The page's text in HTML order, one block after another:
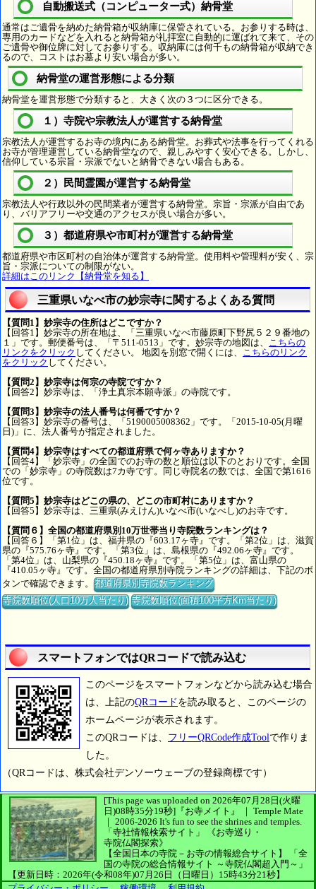
自動搬送式（コンピューター式）納骨堂
通常はご遺骨を納めた納骨箱が収納庫に保管されている。お参りする時は、
専用のカードなどを入れると納骨箱が礼拝室に自動的に運ばれて来て、その
ご遺骨や御位牌に対してお参りする。収納庫には何千もの納骨箱が収納でき
るので、コストはお墓より安い場合が多い。
納骨堂の運営形態による分類
納骨堂を運営形態で分類すると、大きく次の３つに区分できる。
１）寺院や宗教法人が運営する納骨堂
宗教法人が運営するお寺の境内にある納骨堂。お葬式や法事を行ってくれる
お寺が管理運営している納骨堂なので、親しみやすく安心できる。しかし、
信仰している宗旨・宗派でないと納骨できない場合もある。
２）民間霊園が運営する納骨堂
宗教法人や行政以外の民間業者が運営する納骨堂。宗旨・宗派が自由であ
り、バリアフリーや交通のアクセスが良い場合が多い。
３）都道府県や市町村が運営する納骨堂
都道府県や市区町村の自治体が運営する納骨堂。使用料や管理料が安く、宗
旨・宗派についての制限がない。
詳細はこのリンク【納骨堂を知る】
三重県いなべ市の妙宗寺に関するよくある質問
【質問1】妙宗寺の住所はどこですか？
【回答1】妙宗寺の所在地は、「三重県いなべ市藤原町下野尻５２９番地の
１」です。郵便番号は、「〒511-0513」です。妙宗寺の地図は、 こちらの
リンクをクリック してください。 地図を別窓で開くには、 こちらのリンク
をクリック してください。
【質問2】妙宗寺は何宗の寺院ですか？
【回答2】妙宗寺は、「浄土真宗本願寺派」の寺院です。
【質問3】妙宗寺の法人番号は何番ですか？
【回答3】妙宗寺の番号は、「5190005008362」です。「2015-10-05(月曜
日)」に、法人番号が指定されました。
【質問4】妙宗寺はすべての都道府県で何ヶ寺ありますか？
【回答4】「妙宗寺」の全国でのお寺の数と順位は以下のとおりです。全国
での「妙宗寺」の寺院数は7カ寺です。同じ寺院名の数では、全国で第1616
位です。
【質問5】妙宗寺はどこの県の、どこの市町村にありますか？
【回答5】妙宗寺は、三重県(みえけん)いなべ市(いなべし)のお寺です。
【質問６】全国の都道府県別10万世帯当り寺院数ランキングは？
【回答６】「第1位」は、福井県の『603.17ヶ寺』です。「第2位」は、滋賀
県の『575.76ヶ寺』です。「第3位」は、島根県の『492.06ヶ寺』です。
「第4位」は、山梨県の『450.18ヶ寺』です。「第5位」は、富山県の
『410.05ヶ寺』です。全国の都道府県別寺院ランキングの詳細は、下記のボ
タンで確認できます。都道府県別寺院数ランキング
寺院数順位(人口10万人当たり) 寺院数順位(面積100平方Km当たり)
スマートフォンではQRコードで読み込む
このページをスマートフォンなどから読み込む場合
は、上記のQRコード を読み取ると、このページの
ホームページが表示されます。
このQRコードは、 フリーQRCode作成Toolで作りま
した。
（QRコードは、株式会社デンソーウェーブの登録商標です）
[This page was uploaded on 2026年07月28日(火曜
日)08時35分19秒] 『お寺メイト』 ｜ Temple Mate
｜ 2006-2026 It's fun to see the shrines and temples.
「寺社情報検索サイト」
《お寺巡り・
寺院仏閣探索》
【全国日本の寺院－お寺の情報総合サイト】
「全
国の寺院の総合情報サイト ～寺院仏閣超入門～」
【更新日時：2026年(令和08年)07月26日（日曜日）15時43分21秒】